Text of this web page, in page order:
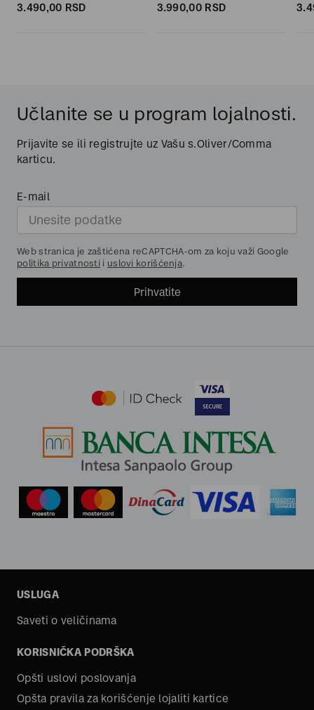
3.490,00 RSD 3.990,00 RSD
Učlanite se u program lojalnosti.
Prijavite se ili registrujte uz Vašu s.Oliver/Comma
karticu.
E-mail
Web stranica je zaštićena reCAPTCHA-om za koju važi Google
politika privatnosti i uslovi korišćenja.
Prihvatite
USLUGA
Saveti o veličinama
KORISNIČKA PODRŠKA
Opšti uslovi poslovanja
Opšta pravila za korišćenje lojaliti kartice